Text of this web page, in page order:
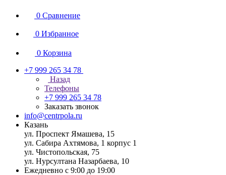
0 Сравнение
0 Избранное
0 Корзина
+7 999 265 34 78
Назад
Телефоны
+7 999 265 34 78
Заказать звонок
info@centrpola.ru
Казань
ул. Проспект Ямашева, 15
ул. Сабира Ахтямова, 1 корпус 1
ул. Чистопольская, 75
ул. Нурсултана Назарбаева, 10
Ежедневно с 9:00 до 19:00